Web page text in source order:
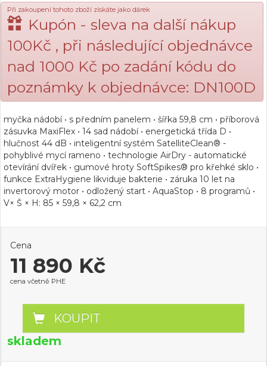
Při zakoupení tohoto zboží získáte jako dárek
Kupón - sleva na další nákup
100Kč , při následující objednávce
nad 1000 Kč po zadání kódu do
poznámky k objednávce: DN100D
myčka nádobí • s předním panelem • šířka 59,8 cm • příborová
zásuvka MaxiFlex • 14 sad nádobí • energetická třída D •
hlučnost 44 dB • inteligentní systém SatelliteClean® -
pohyblivé mycí rameno • technologie AirDry - automatické
otevírání dvířek • gumové hroty SoftSpikes® pro křehké sklo •
funkce ExtraHygiene likviduje bakterie • záruka 10 let na
invertorový motor • odložený start • AquaStop • 8 programů •
V× Š × H: 85 × 59,8 × 62,2 cm
Cena
11 890 Kč
cena včetně PHE
KOUPIT
skladem